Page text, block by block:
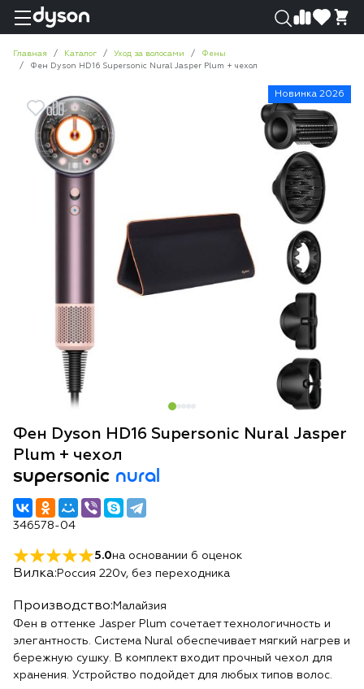
Главная Каталог Уход за волосами
Фены
Фен Dyson HD16 Supersonic Nural Jasper Plum + чехол
Новинка 2026
Фен Dyson HD16 Supersonic Nural Jasper
Plum + чехол
supersonic nural
346578-04
5.0на основании 6 оценок
Вилка: Россия 220v, без переходника
Производство: Малайзия
Фен в оттенке Jasper Plum сочетает технологичность и
элегантность. Система Nural обеспечивает мягкий нагрев и
бережную сушку. В комплект входит прочный чехол для
хранения. Устройство подойдет для любых типов волос.